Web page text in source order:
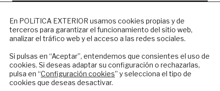
también generó un debate en muchos países
sobre la dependencia excesiva de países
terceros para suministros esenciales como
equipamientos médicos o materias primas.
Comenzó entonces a hablarse de relocalizar
En POLíTICA EXTERIOR usamos cookies propias y de
terceros para garantizar el funcionamiento del sitio web,
analizar el tráfico web y el acceso a las redes sociales.
Si pulsas en “Aceptar”, entendemos que consientes el uso de
cookies. Si deseas adaptar su configuración o rechazarlas,
pulsa en “Configuración cookies” y selecciona el tipo de
cookies que deseas desactivar.
NEWSLETTER
Suscríbase a nuestro boletín electrónico y
reciba en su correo el mejor análisis
internacional en español.